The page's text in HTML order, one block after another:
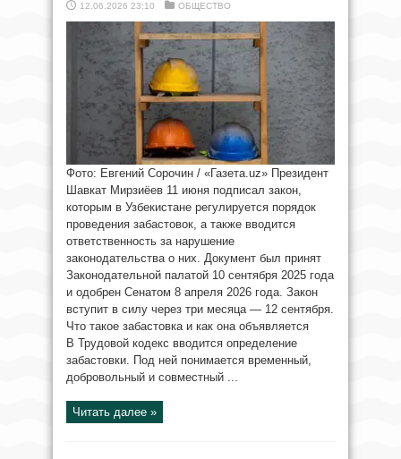
12.06.2026 23:10 ОБЩЕСТВО
Фото: Евгений Сорочин / «Газета.uz» Президент
Шавкат Мирзиёев 11 июня подписал закон,
которым в Узбекистане регулируется порядок
проведения забастовок, а также вводится
ответственность за нарушение
законодательства о них. Документ был принят
Законодательной палатой 10 сентября 2025 года
и одобрен Сенатом 8 апреля 2026 года. Закон
вступит в силу через три месяца — 12 сентября.
Что такое забастовка и как она объявляется
В Трудовой кодекс вводится определение
забастовки. Под ней понимается временный,
добровольный и совместный ...
Читать далее »